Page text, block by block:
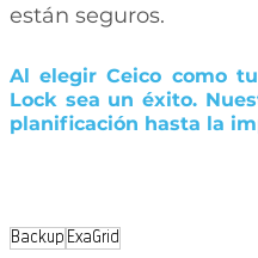
están seguros.
Al elegir Ceico como
Lock sea un éxito.
planificación hasta la
Backup ExaGrid